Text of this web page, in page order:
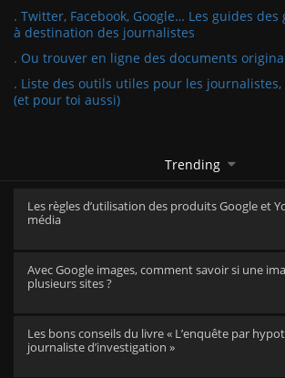
. Twitter, Facebook, Google… Les guides des
à destination des journalistes
. Ou trouver en ligne des documents
. Liste des outils utiles pour les
(et pour toi aussi)
Trending
Les règles d’utilisation des produits Google et
média
Avec Google images, comment savoir si une
plusieurs sites ?
Les bons conseils du livre « L’enquête par
journaliste d’investigation »